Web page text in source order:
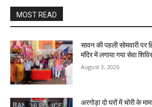
MOST READ
सावन की पहली सोमवारी पर
मंदिर में लगाया गया सेवा
August 3, 2026
अरगोड़ा दो घरों में चोरी के